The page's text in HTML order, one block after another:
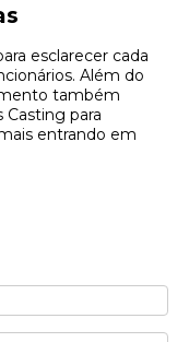
esclarecer cada
Além do
também
para
entrando em